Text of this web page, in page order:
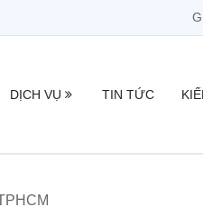
DỊCH VỤ TIN TỨC